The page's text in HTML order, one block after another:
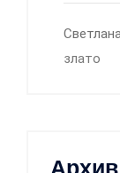
злато
Архив